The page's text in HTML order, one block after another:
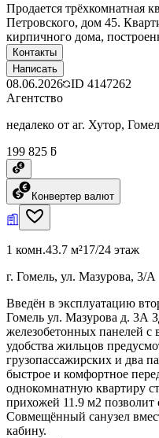
Продается трёхкомнатная
Петровского, дом 45.
кирпичного дома,
Контакты
Написать
08.06.2026 ID 4147262
Агентство
недалеко от аг. Хутор,
199 825 ƃ
Конвертер валют
1 комн.43.7 м²17/24 этаж
г. Гомель, ул. Мазурова, 3/А
Введён в эксплуатацию
Гомель ул. Мазурова д. 3А
железобетонных панелей
удобства жильцов
грузопассажирских и два
быстрое и комфортное
однокомнатную квартиру
прихожей 11.9 м2 позволит
Совмещённый санузел
кабину.